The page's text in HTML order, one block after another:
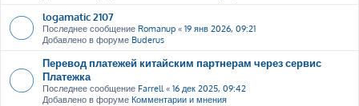
logamatic 2107
Последнее сообщение Romanup « 19 янв 2026, 09:21
Добавлено в форуме Buderus
Перевод платежей китайским партнерам через сервис
Платежка
Последнее сообщение Farrell « 16 дек 2025, 09:42
Добавлено в форуме Комментарии и мнения